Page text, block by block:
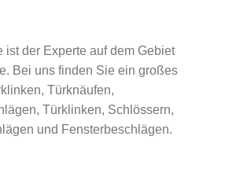
ist der Experte auf dem Gebiet
Bei uns finden Sie ein großes
Türknäufen,
Türklinken, Schlössern,
und Fensterbeschlägen.